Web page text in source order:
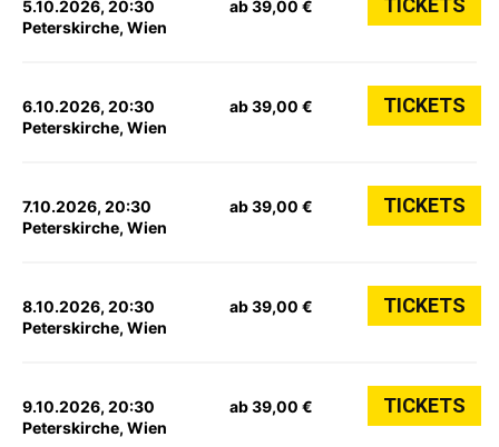
5.10.2026, 20:30
Peterskirche, Wien
ab 39,00 € TICKETS
6.10.2026, 20:30
Peterskirche, Wien
ab 39,00 € TICKETS
7.10.2026, 20:30
Peterskirche, Wien
ab 39,00 € TICKETS
8.10.2026, 20:30
Peterskirche, Wien
ab 39,00 € TICKETS
9.10.2026, 20:30
Peterskirche, Wien
ab 39,00 € TICKETS